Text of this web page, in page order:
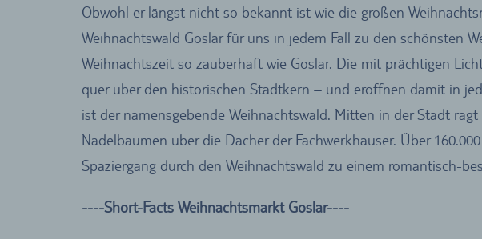
Obwohl er längst nicht so bekannt ist wie die großen
Weihnachtswald Goslar für uns in jedem Fall zu den schönsten
Weihnachtszeit so zauberhaft wie Goslar. Die mit prächtigen
quer über den historischen Stadtkern – und eröffnen damit in
ist der namensgebende Weihnachtswald. Mitten in der Stadt
Nadelbäumen über die Dächer der Fachwerkhäuser. Über
Spaziergang durch den Weihnachtswald zu einem romantisch-
----Short-Facts Weihnachtsmarkt Goslar----